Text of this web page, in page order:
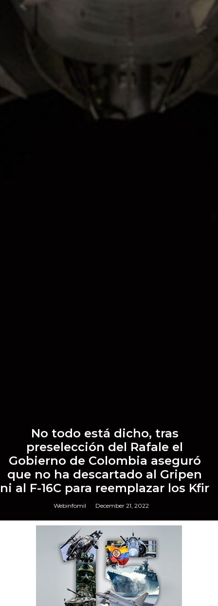
No todo está dicho, tras
preselección del Rafale el
Gobierno de Colombia aseguró
que no ha descartado al Gripen
ni al F-16C para reemplazar los Kfir
Webinfomil December 21, 2022